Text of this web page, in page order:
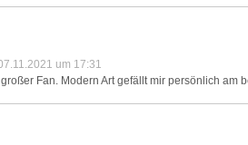
um 17:31
Fan. Modern Art gefällt mir persönlich am